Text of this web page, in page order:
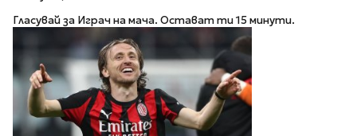
Гласувай за Играч на мача. Остават ти 15 минути.